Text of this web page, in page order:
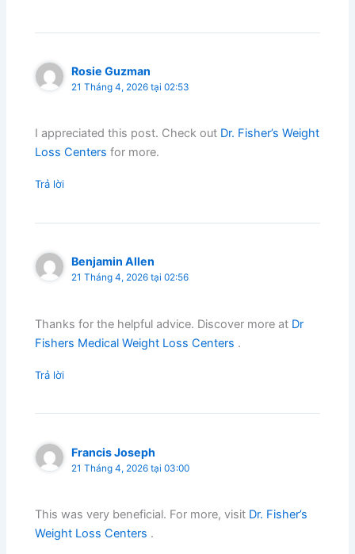
Rosie Guzman
21 Tháng 4, 2026 tại 02:53
I appreciated this post. Check out Dr. Fisher’s Weight
Loss Centers for more.
Trả lời
Benjamin Allen
21 Tháng 4, 2026 tại 02:56
Thanks for the helpful advice. Discover more at Dr
Fishers Medical Weight Loss Centers .
Trả lời
Francis Joseph
21 Tháng 4, 2026 tại 03:00
This was very beneficial. For more, visit Dr. Fisher’s
Weight Loss Centers .